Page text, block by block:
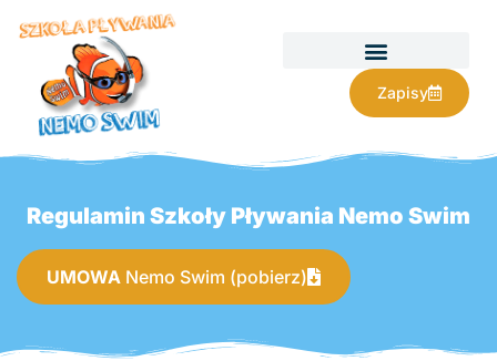
Zapisy
Regulamin Szkoły Pływania Nemo Swim
UMOWA Nemo Swim (pobierz)